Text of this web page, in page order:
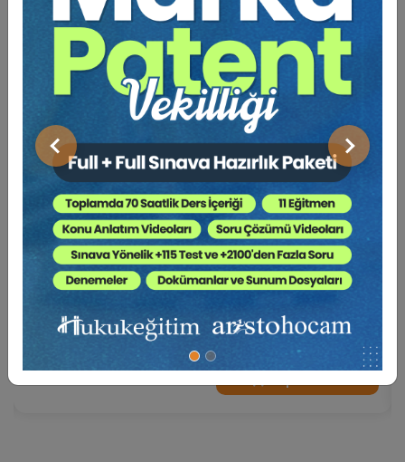
Önceki Sonraki
Tüketici Hukuku Enstitüsü
Tüketi̇ci̇ Hukukunda Güncel Sorunlar - XIII.
Tüketi̇ci̇ Hukuku Kongresi̇ - I. Oturum Video
360 TL